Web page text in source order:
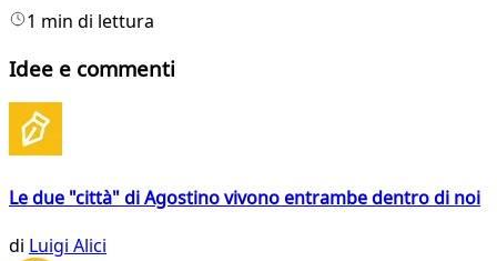
1 min di lettura
Idee e commenti
Le due "città" di Agostino vivono entrambe dentro di noi
di Luigi Alici